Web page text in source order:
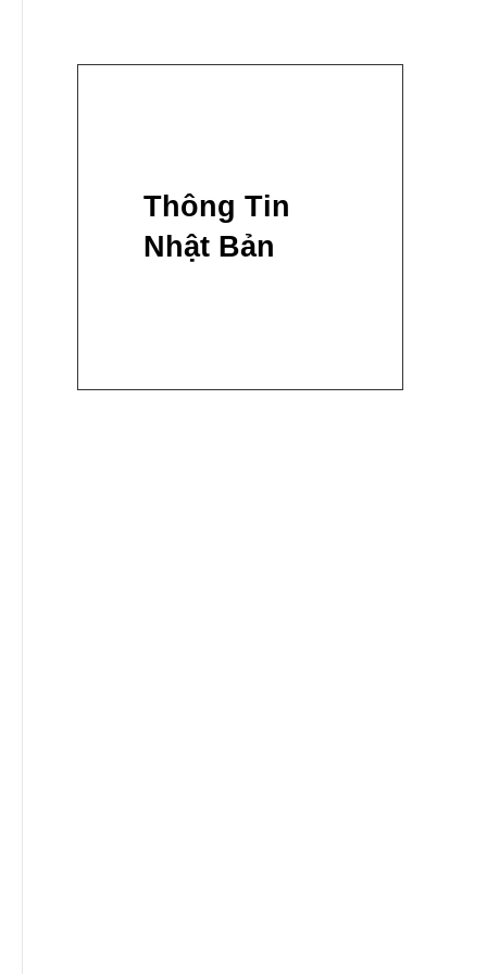
Thông Tin
Nhật Bản